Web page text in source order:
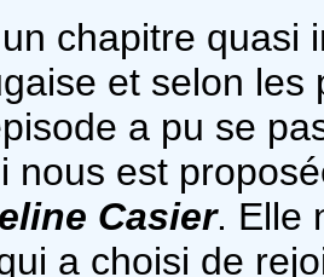
chapitre quasi
et selon
a pu se
nous est
Casier. Elle
a choisi de